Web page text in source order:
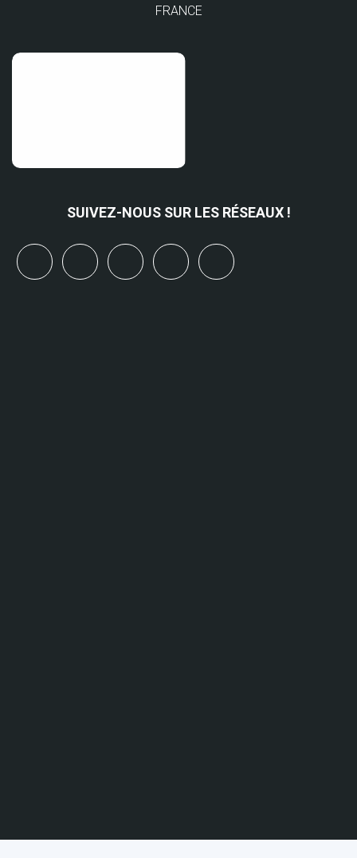
FRANCE
SUIVEZ-NOUS SUR LES RÉSEAUX !
linkedinyoutubebluesky mastodon